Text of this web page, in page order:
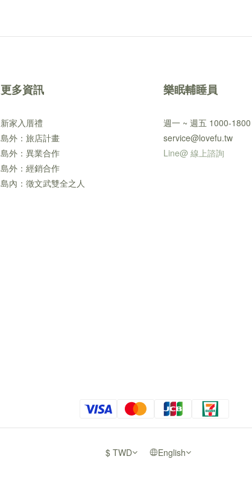
更多資訊
新家入厝禮
島外：旅店計畫
島外：異業合作
島外：經銷合作
島內：徵文武雙全之人
樂眠輔睡員
週一 ~ 週五 1000-1800
service@lovefu.tw
Line@ 線上諮詢
$ TWD English